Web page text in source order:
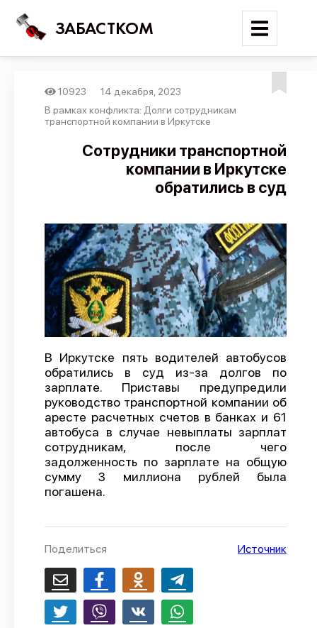
ЗАБАСТКОМ
Войти
Поиск
Новости
Карта событий
Отчеты
Предложить публикацию
Справочник
API
О проекте
Политика конфиденциальности
10923
14 декабря, 2023
В рамках конфликта: Долги сотрудникам
транспортной компании в Иркутске
Сотрудники транспортной
компании в Иркутске
обратились в суд
В Иркутске пять водителей автобусов
обратились в суд из-за долгов по
зарплате. Приставы предупредили
руководство транспортной компании об
аресте расчетных счетов в банках и 61
автобуса в случае невыплаты зарплат
сотрудникам, после чего
задолженность по зарплате на общую
сумму 3 миллиона рублей была
погашена.
Поделиться Источник